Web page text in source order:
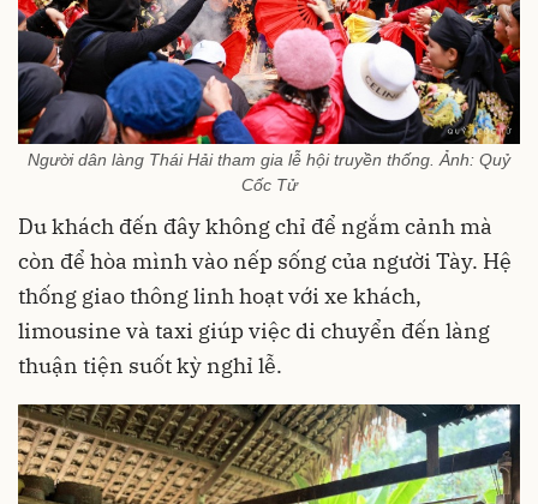
Người dân làng Thái Hải tham gia lễ hội truyền thống. Ảnh: Quỷ
Cốc Tử
Du khách đến đây không chỉ để ngắm cảnh mà
còn để hòa mình vào nếp sống của người Tày. Hệ
thống giao thông linh hoạt với xe khách,
limousine và taxi giúp việc di chuyển đến làng
thuận tiện suốt kỳ nghỉ lễ.